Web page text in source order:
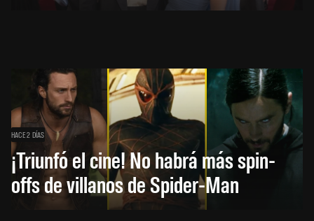
HACE 2 DÍAS
¡Triunfó el cine! No habrá más spin-
offs de villanos de Spider-Man